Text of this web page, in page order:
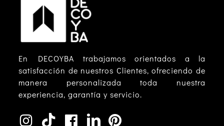
En DECOYBA trabajamos orientados a la
satisfacción de nuestros Clientes, ofreciendo de
manera personalizada toda nuestra
experiencia, garantía y servicio.